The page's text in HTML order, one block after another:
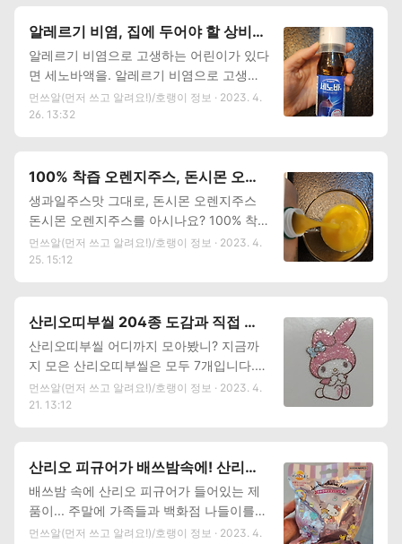
알레르기 비염이란 코 점막이 특정 물질에
과도한 면역반응을 일으켜 염증이 발생하는
질환입니다. 우리 몸은 외부의 다양한 자극
는데, 면역력이 저하되면 여러 물질들로부
적인 재채기가 있습니다. 위의 특징적인 증
상 이외에도 눈 주위의 가려움, 충혈, 두통
등의 증상이 나타나며 합병증으로 결막염,
인후두염..
알레르기 비염, 집에 두어야 할 상비약
은? 세노바액
알레르기 비염으로 고생하는 어린이가 있다
면 세노바액을. 알레르기 비염으로 고생하
는 어린이가 있는 집, 바로 저입니다. 알레
르기 비염으로 콧물, 코막힘, 재채기 가끔은
준비해 놓으면 편하더라고요. 알레르기 비
염약 세노바액을 소개합니다. 세노바액 효
능, 효과와 성분 알아보기 약 성분 : 세티리
레르기성 비염, 알레르기성 결막염, 만성특
세 미만의 소아 -체중이 30kg 이상 : 1일 10
mL 복용 -체중이 30kg 미만 : 1일 5mL..
먼쓰알(먼저 쓰고 알려요!)/호랭이 정보 · 2023. 4.
26. 13:32
100% 착즙 오렌지주스, 돈시몬 오렌
지주스 리뷰
생과일주스맛 그대로, 돈시몬 오렌지주스
돈시몬 오렌지주스를 아시나요? 100% 착
즙 오렌지주스로 생과일주스 전문점에서 먹
는 딱 그 맛을 느낄 수 있습니다. 안 먹어본
다. 원재료 오렌지 100%인 돈시몬 착즙오
렌지 주스. 돈시몬 오렌지 주스의 정식 제품
명은 돈시몬 착즙 오렌지 주스(오렌지 10
함량은 오렌지 100%말고 아무것도 없습니
오렌지주스의 명품이라 불릴만하네요. 돈시
몬 주스에 없는 5가지! 물, 설탕, 첨가물, 색
소, 향료. 비타민c 가 40mg 나 ..
먼쓰알(먼저 쓰고 알려요!)/호랭이 정보 · 2023. 4.
25. 15:12
산리오띠부씰 204종 도감과 직접 모
은 띠부씰
산리오띠부씰 어디까지 모아봤니? 지금까
지 모은 산리오띠부씰은 모두 7개입니다.
좋아하는 캐릭터 시나모롤, 쿠로미, 마이멜
로디 띠부씰을 모았고 덜 좋아하는 캐릭터
한 순간... 산리오띠부씰 204종 도감을 알게
되었어요... 헉. 산리오띠부씰 204종 도감입
니다 산리오띠부씰 정식이름은 산리오 띠부
먼쓰알(먼저 쓰고 알려요!)/호랭이 정보 · 2023. 4.
21. 13:12
산리오 피규어가 배쓰밤속에! 산리오
배쓰밤 사용후기.
배쓰밤 속에 산리오 피규어가 들어있는 제
품이... 주말에 가족들과 백화점 나들이를
했습니다. 백화점에도 산리오의 인기를 증
먼쓰알(먼저 쓰고 알려요!)/호랭이 정보 · 2023. 4.